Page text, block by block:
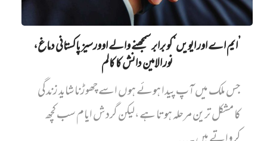
’ایم اے اور ایویں‌‘ کو برابر سمجھنے والے اوورسیز پاکستانی دماغ،
نور الامین دانش کا کالم
جس ملک میں آپ پیدا ہوئے ہوں اسے چھوڑنا شاید زندگی
کا مشکل ترین مرحلہ ہوتا ہے،لیکن گردش ایام سب کچھ